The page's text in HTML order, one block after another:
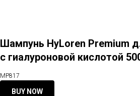
Шампунь HyLoren Premium
с гиалуроновой кислотой
MP817
BUY NOW